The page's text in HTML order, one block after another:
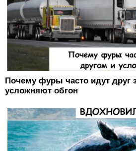
Почему фуры часто идут друг
усложняют обгон